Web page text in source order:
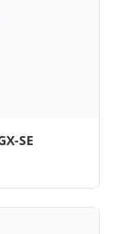
SE